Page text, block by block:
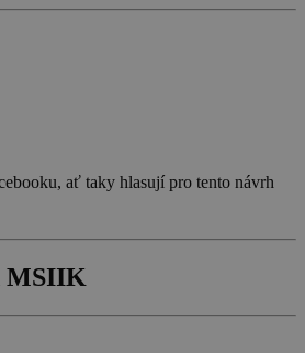
ať taky hlasují pro tento návrh
MSIIK